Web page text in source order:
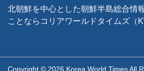
北朝鮮を中心とした朝鮮半島総合情
ことならコリアワールドタイムズ（
Copyright © 2026 Korea World Times All